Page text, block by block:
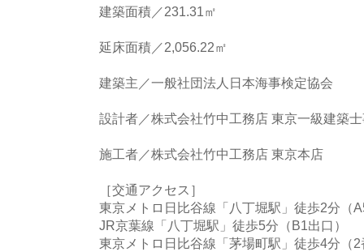
建築面積／231.31㎡
延床面積／2,056.22㎡
建築主／一般社団法人日本海事検定協会
設計者／株式会社竹中工務店 東京一級建築
施工者／株式会社竹中工務店 東京本店
［交通アクセス］
東京メトロ日比谷線「八丁堀駅」徒歩2分（
JR京葉線「八丁堀駅」徒歩5分（B1出口）
東京メトロ日比谷線「茅場町駅」徒歩4分（